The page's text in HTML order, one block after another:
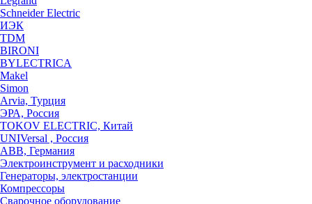
Schneider Electric
ИЭК
TDM
BIRONI
BYLECTRICA
Makel
Simon
Arvia, Турция
ЭРА, Россия
TOKOV ELECTRIC, Китай
UNIVersal , Россия
ABB, Германия
Электроинструмент и расходники
Генераторы, электростанции
Компрессоры
Сварочное оборудование